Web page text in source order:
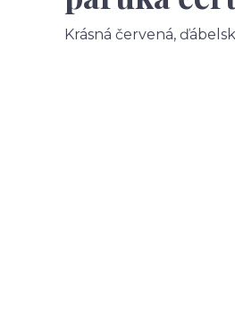
Krásná červená,